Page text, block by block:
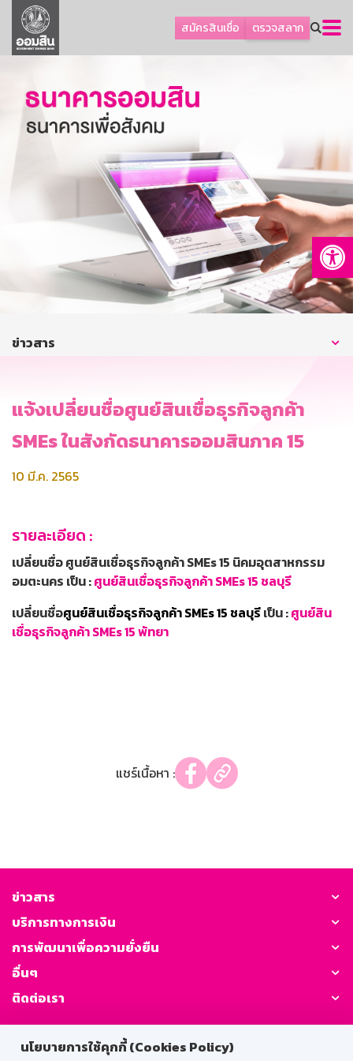
นโยบายการใช้คุกกี้ (Cookies Policy)
สมัครสินเชื่อ ตรวจสลาก
ลูกค้าธุรกิจ
ลูกค้าผู้ประกอบรายย่อย
ออมเพื่อสุข
เกี่ยวกับธนาคาร
การพัฒนาที่ยั่งยืน
บริการทางการเงิน
ติดต่อเรา
บริการออนไลน์
ข่าวสาร
แจ้งเปลี่ยนชื่อศูนย์สินเชื่อธุรกิจลูกค้า
SMEs ในสังกัดธนาคารออมสินภาค 15
10 มี.ค. 2565
รายละเอียด :
เปลี่ยนชื่อ ศูนย์สินเชื่อธุรกิจลูกค้า SMEs 15 นิคมอุตสาหกรรม
อมตะนคร เป็น :ศูนย์สินเชื่อธุรกิจลูกค้า SMEs 15 ชลบุรี
เปลี่ยนชื่อศูนย์สินเชื่อธุรกิจลูกค้า SMEs 15 ชลบุรีเป็น :ศูนย์สิน
เชื่อธุรกิจลูกค้า SMEs 15 พัทยา
แชร์เนื้อหา :
ข่าวสาร
บริการทางการเงิน
การพัฒนาเพื่อความยั่งยืน
อื่นๆ
ติดต่อเรา
GSB Society: